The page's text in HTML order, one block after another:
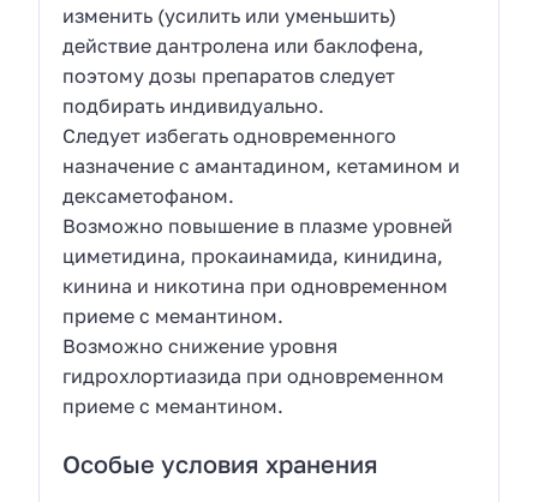
изменить (усилить или уменьшить)
действие дантролена или баклофена,
поэтому дозы препаратов следует
подбирать индивидуально.
Следует избегать одновременного
назначение с амантадином, кетамином и
дексаметофаном.
Возможно повышение в плазме уровней
циметидина, прокаинамида, кинидина,
кинина и никотина при одновременном
приеме с мемантином.
Возможно снижение уровня
гидрохлортиазида при одновременном
приеме с мемантином.
Особые условия хранения